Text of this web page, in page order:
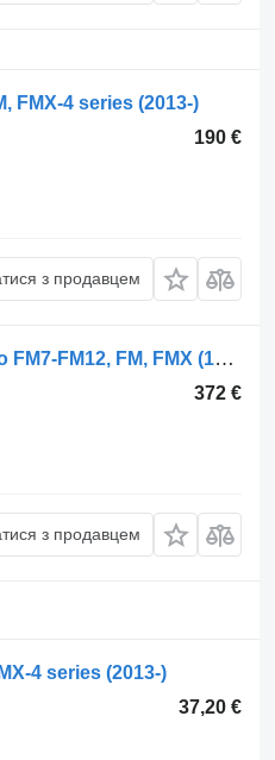
FMX-4 series (2013-)
190 €
з продавцем
Патрубок Volvo FM12 (01.98-12.05) 21209725 до вантажівки Volvo FM7-FM12, FM, FMX (1998-2014)
372 €
з продавцем
4 series (2013-)
37,20 €